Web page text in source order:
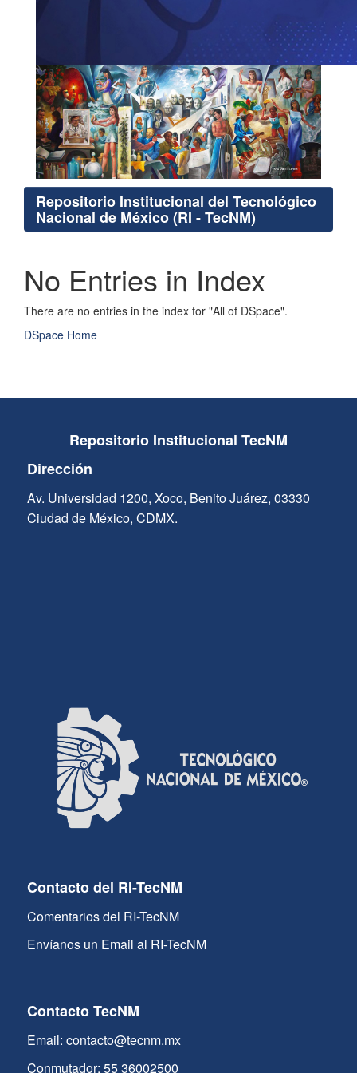
Repositorio Institucional del Tecnológico
Nacional de México (RI - TecNM)
No Entries in Index
There are no entries in the index for "All of DSpace".
DSpace Home
Repositorio Institucional TecNM
Dirección
Av. Universidad 1200, Xoco, Benito Juárez, 03330
Ciudad de México, CDMX.
Contacto del RI-TecNM
Comentarios del RI-TecNM
Envíanos un Email al RI-TecNM
Contacto TecNM
Email: contacto@tecnm.mx
Conmutador: 55 36002500